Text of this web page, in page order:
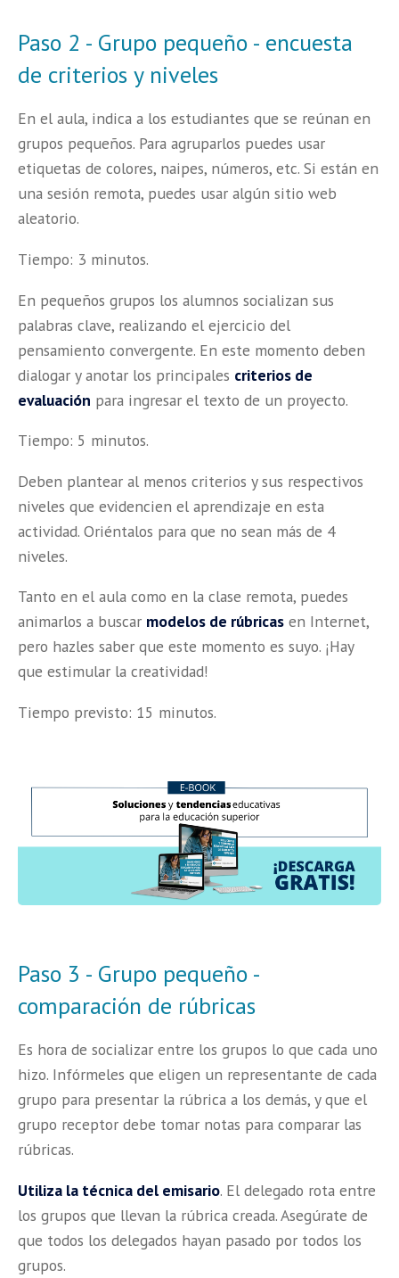
Paso 2 - Grupo pequeño - encuesta
de criterios y niveles
En el aula, indica a los estudiantes que se reúnan en
grupos pequeños. Para agruparlos puedes usar
etiquetas de colores, naipes, números, etc. Si están en
una sesión remota, puedes usar algún sitio web
aleatorio.
Tiempo: 3 minutos.
En pequeños grupos los alumnos socializan sus
palabras clave, realizando el ejercicio del
pensamiento convergente. En este momento deben
dialogar y anotar los principales criterios de
evaluación para ingresar el texto de un proyecto.
Tiempo: 5 minutos.
Deben plantear al menos criterios y sus respectivos
niveles que evidencien el aprendizaje en esta
actividad. Oriéntalos para que no sean más de 4
niveles.
Tanto en el aula como en la clase remota, puedes
animarlos a buscar modelos de rúbricas en Internet,
pero hazles saber que este momento es suyo. ¡Hay
que estimular la creatividad!
Tiempo previsto: 15 minutos.
Paso 3 - Grupo pequeño -
comparación de rúbricas
Es hora de socializar entre los grupos lo que cada uno
hizo. Infórmeles que eligen un representante de cada
grupo para presentar la rúbrica a los demás, y que el
grupo receptor debe tomar notas para comparar las
rúbricas.
Utiliza la técnica del emisario. El delegado rota entre
los grupos que llevan la rúbrica creada. Asegúrate de
que todos los delegados hayan pasado por todos los
grupos.